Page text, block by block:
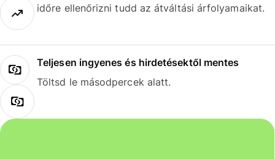
időre ellenőrizni tudd az átváltási árfolyamaikat.
Teljesen ingyenes és hirdetésektől mentes
Töltsd le másodpercek alatt.